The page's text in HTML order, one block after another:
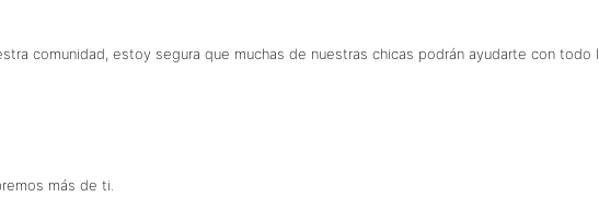
comunidad, estoy segura que muchas de nuestras chicas podrán ayudarte con todo
más de ti.